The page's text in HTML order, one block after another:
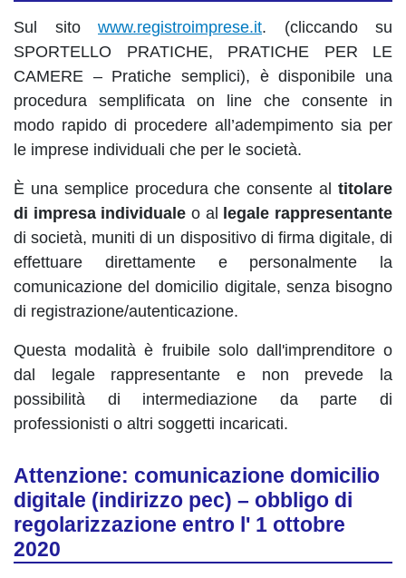
Sul sito www.registroimprese.it. (cliccando su
SPORTELLO PRATICHE, PRATICHE PER LE
CAMERE – Pratiche semplici), è disponibile una
procedura semplificata on line che consente in
modo rapido di procedere all’adempimento sia per
le imprese individuali che per le società.
È una semplice procedura che consente al titolare
di impresa individuale o al
legale rappresentante
di società, muniti di un dispositivo di firma digitale, di
effettuare direttamente e personalmente la
comunicazione del domicilio digitale, senza bisogno
di registrazione/autenticazione.
Questa modalità è fruibile solo dall'imprenditore o
dal legale rappresentante e non prevede la
possibilità di intermediazione da parte di
professionisti o altri soggetti incaricati.
Attenzione: comunicazione domicilio
digitale (indirizzo pec) – obbligo di
regolarizzazione entro l' 1 ottobre
2020